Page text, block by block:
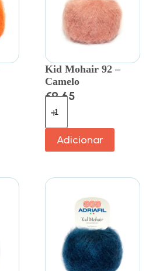
Kid Mohair 92 –
Camelo
€9.65
Adicionar